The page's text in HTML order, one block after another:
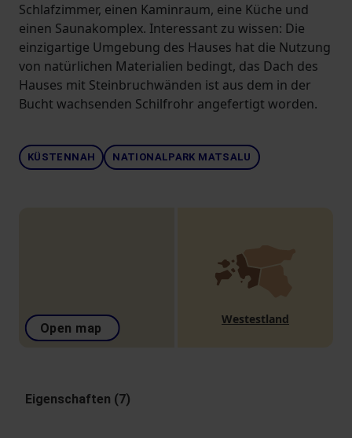
Schlafzimmer, einen Kaminraum, eine Küche und
einen Saunakomplex. Interessant zu wissen: Die
einzigartige Umgebung des Hauses hat die Nutzung
von natürlichen Materialien bedingt, das Dach des
Hauses mit Steinbruchwänden ist aus dem in der
Bucht wachsenden Schilfrohr angefertigt worden.
KÜSTENNAH NATIONALPARK MATSALU
Open map
Westestland
Eigenschaften (7)